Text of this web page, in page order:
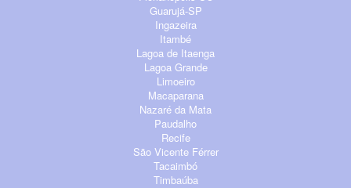
Guarujá-SP
Ingazeira
Itambé
Lagoa de Itaenga
Lagoa Grande
Limoeiro
Macaparana
Nazaré da Mata
Paudalho
Recife
São Vicente Férrer
Tacaimbó
Timbaúba